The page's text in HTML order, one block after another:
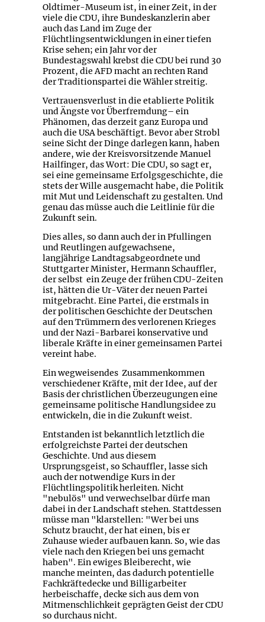
Oldtimer-Museum ist, in einer Zeit, in der
viele die CDU, ihre Bundeskanzlerin aber
auch das Land im Zuge der
Flüchtlingsentwicklungen in einer tiefen
Krise sehen; ein Jahr vor der
Bundestagswahl krebst die CDU bei rund 30
Prozent, die AFD macht an rechten Rand
der Traditionspartei die Wähler streitig.
Vertrauensverlust in die etablierte Politik
und Ängste vor Überfremdung– ein
Phänomen, das derzeit ganz Europa und
auch die USA beschäftigt. Bevor aber Strobl
seine Sicht der Dinge darlegen kann, haben
andere, wie der Kreisvorsitzende Manuel
Hailfinger, das Wort: Die CDU, so sagt er,
sei eine gemeinsame Erfolgsgeschichte, die
stets der Wille ausgemacht habe, die Politik
mit Mut und Leidenschaft zu gestalten. Und
genau das müsse auch die Leitlinie für die
Zukunft sein.
Dies alles, so dann auch der in Pfullingen
und Reutlingen aufgewachsene,
langjährige Landtagsabgeordnete und
Stuttgarter Minister, Hermann Schauffler,
der selbst ein Zeuge der frühen CDU-Zeiten
ist, hätten die Ur-Väter der neuen Partei
mitgebracht. Eine Partei, die erstmals in
der politischen Geschichte der Deutschen
auf den Trümmern des verlorenen Krieges
und der Nazi-Barbarei konservative und
liberale Kräfte in einer gemeinsamen Partei
vereint habe.
Ein wegweisendes Zusammenkommen
verschiedener Kräfte, mit der Idee, auf der
Basis der christlichen Überzeugungen eine
gemeinsame politische Handlungsidee zu
entwickeln, die in die Zukunft weist.
Entstanden ist bekanntlich letztlich die
erfolgreichste Partei der deutschen
Geschichte. Und aus diesem
Ursprungsgeist, so Schauffler, lasse sich
auch der notwendige Kurs in der
Flüchtlingspolitik herleiten. Nicht
"nebulös" und verwechselbar dürfe man
dabei in der Landschaft stehen. Stattdessen
müsse man "klarstellen: "Wer bei uns
Schutz braucht, der hat einen, bis er
Zuhause wieder aufbauen kann. So, wie das
viele nach den Kriegen bei uns gemacht
haben". Ein ewiges Bleiberecht, wie
manche meinten, das dadurch potentielle
Fachkräftedecke und Billigarbeiter
herbeischaffe, decke sich aus dem von
Mitmenschlichkeit geprägten Geist der CDU
so durchaus nicht.